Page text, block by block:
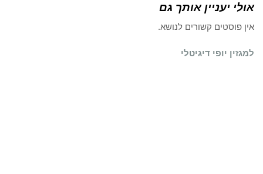
אולי יעניין אותך גם
אין פוסטים קשורים לנושא.
למגזין יופי דיגיטלי